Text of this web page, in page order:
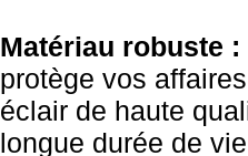
Matériau robuste :
protège vos
éclair de haute
longue durée de